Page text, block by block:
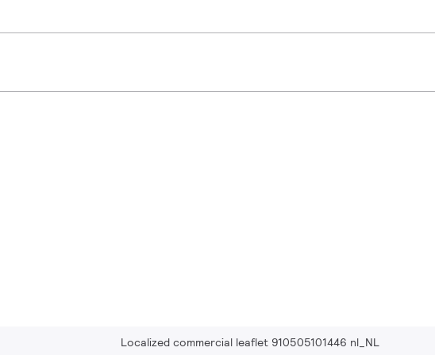
Localized commercial leaflet 910505101446 nl_NL